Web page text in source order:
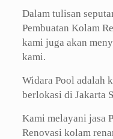
Dalam tulisan
Pembuatan Kolam
kami juga akan
kami.
Widara Pool adalah
berlokasi di Jakarta
Kami melayani jasa
Renovasi kolam